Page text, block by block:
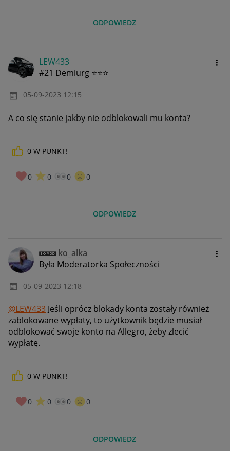
ODPOWIEDZ
LEW433
#21 Demiurg ⭐⭐⭐
‎05-09-2023 12:15
A co się stanie jakby nie odblokowali mu konta?
0 W PUNKT!
0 0 0 0
ODPOWIEDZ
ko_alka
Była Moderatorka Społeczności
‎05-09-2023 12:18
@LEW433 Jeśli oprócz blokady konta zostały również
zablokowane wypłaty, to użytkownik będzie musiał
odblokować swoje konto na Allegro, żeby zlecić
wypłatę.
0 W PUNKT!
0 0 0 0
ODPOWIEDZ